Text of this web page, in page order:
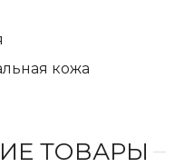
кожа
ТОВАРЫ